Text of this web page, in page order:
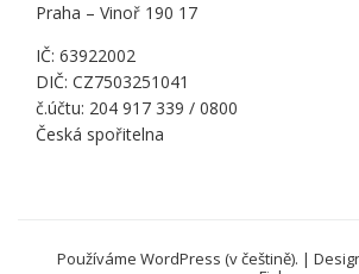
Praha – Vinoř 190 17
IČ: 63922002
DIČ: CZ7503251041
č.účtu: 204 917 339 / 0800
Česká spořitelna
Používáme WordPress (v češtině). |